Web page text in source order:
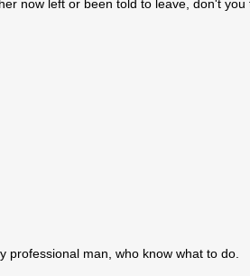
now left or been told to leave, don't you
professional man, who know what to do.